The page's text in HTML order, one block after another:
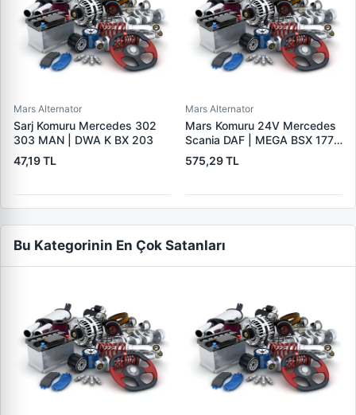
Mars Alternator
Sarj Komuru Mercedes 302
303 MAN | DWA K BX 203
47,19 TL
Mars Alternator
Mars Komuru 24V Mercedes
Scania DAF | MEGA BSX 177 |
OEM BSX177
575,29 TL
Bu Kategorinin En Çok Satanları